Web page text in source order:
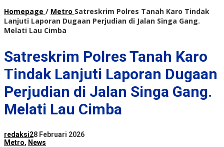
Homepage / Metro Satreskrim Polres Tanah Karo Tindak
Lanjuti Laporan Dugaan Perjudian di Jalan Singa Gang.
Melati Lau Cimba
Satreskrim Polres Tanah Karo
Tindak Lanjuti Laporan Dugaan
Perjudian di Jalan Singa Gang.
Melati Lau Cimba
redaksi28 Februari 2026
Metro, News